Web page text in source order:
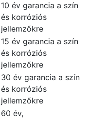
10 év garancia a szín
és korróziós
jellemzőkre
15 év garancia a szín
és korróziós
jellemzőkre
30 év garancia a szín
és korróziós
jellemzőkre
60 év,